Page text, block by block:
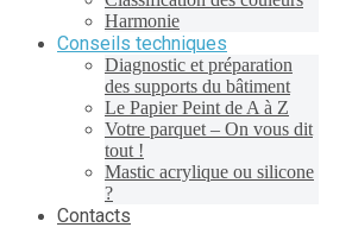
Harmonie
Conseils techniques
Diagnostic et préparation
des supports du bâtiment
Le Papier Peint de A à Z
Votre parquet – On vous dit
tout !
Mastic acrylique ou silicone
?
Contacts